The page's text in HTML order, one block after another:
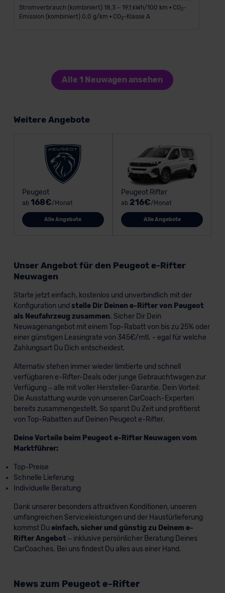
Stromverbrauch (kombiniert) 18,3 – 19,1 kWh/100 km • CO2-
Emission (kombiniert) 0,0 g/km • CO2-Klasse A
Alle 1 Neuwagen ansehen
Weitere Angebote
Peugeot
ab 168€/Monat
Alle Angebote
Peugeot Rifter
ab 216€/Monat
Alle Angebote
Unser Angebot für den Peugeot e-Rifter
Neuwagen
Starte jetzt einfach, kostenlos und unverbindlich mit der
Konfiguration und stelle Dir Deinen e-Rifter von Peugeot
als Neufahrzeug zusammen. Sicher Dir Dein
Neuwagenangebot mit einem Top-Rabatt von bis zu 25% oder
einer günstigen Leasingrate von 345€/mtl. - egal für welche
Zahlungsart Du Dich entscheidest.
Alternativ stehen immer wieder limitierte und schnell
verfügbaren e-Rifter-Deals oder junge Gebrauchtwagen zur
Verfügung – alle mit voller Hersteller-Garantie. Dein Vorteil:
Die Ausstattung wurde von unseren CarCoach-Experten
bereits zusammengestellt. So sparst Du Zeit und profitierst
von Top-Rabatten auf Deinen Peugeot e-Rifter.
Deine Vorteile beim Peugeot e-Rifter Neuwagen vom
Marktführer:
Top-Preise
Schnelle Lieferung
Individuelle Beratung
Dank unserer besonders attraktiven Konditionen, unseren
umfangreichen Serviceleistungen und der Haustürlieferung
kommst Du einfach, sicher und günstig zu Deinem e-
Rifter Angebot – inklusive persönlicher Beratung Deines
CarCoaches. Bei uns findest Du alles aus einer Hand.
News zum Peugeot e-Rifter